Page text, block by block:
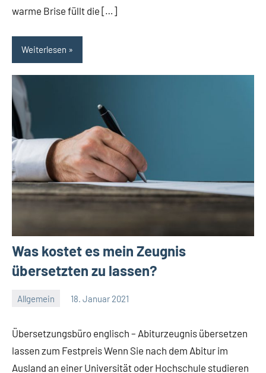
warme Brise füllt die […]
Weiterlesen
Was kostet es mein Zeugnis
übersetzten zu lassen?
Allgemein 18. Januar 2021
Redaktion
Keine
Übersetzungsbüro englisch – Abiturzeugnis übersetzen
lassen zum Festpreis Wenn Sie nach dem Abitur im
Ausland an einer Universität oder Hochschule studieren